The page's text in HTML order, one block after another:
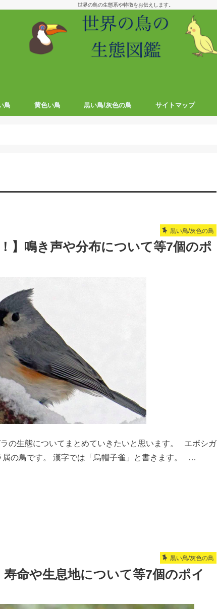
世界の鳥の生態系や特徴をお伝えします。
鳥 黄色い鳥 黒い鳥/灰色の鳥 サイトマップ
黒い鳥/灰色の鳥
】鳴き声や分布について等7個のポ
の生態についてまとめていきたいと思います。 エボシガ
属の鳥です。 漢字では「烏帽子雀」と書きます。 …
黒い鳥/灰色の鳥
寿命や生息地について等7個のポイ